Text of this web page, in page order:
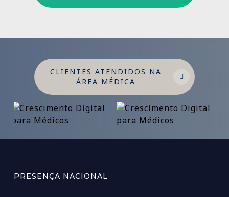
CLIENTES ATENDIDOS NA
ÁREA MÉDICA
PRESENÇA NACIONAL